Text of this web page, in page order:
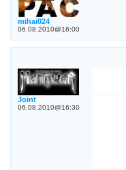
mihai024
06.08.2010@16:00
Joint
06.08.2010@16:30